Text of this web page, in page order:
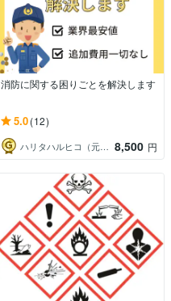
消防に関する困りごとを解決します
5.0(12)
ハリタハルヒコ（元消防職員） 8,500 円